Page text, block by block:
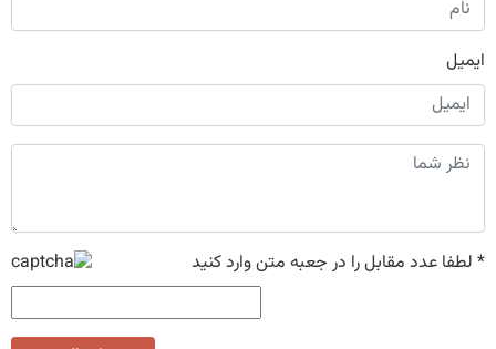
ایمیل
* لطفا عدد مقابل را در جعبه متن وارد کنید